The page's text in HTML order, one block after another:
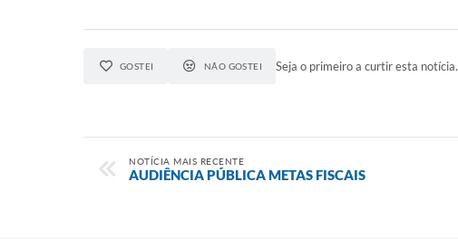
GOSTEI NÃO GOSTEI Seja o primeiro a curtir esta notícia.
NOTÍCIA MAIS RECENTE
AUDIÊNCIA PÚBLICA METAS FISCAIS